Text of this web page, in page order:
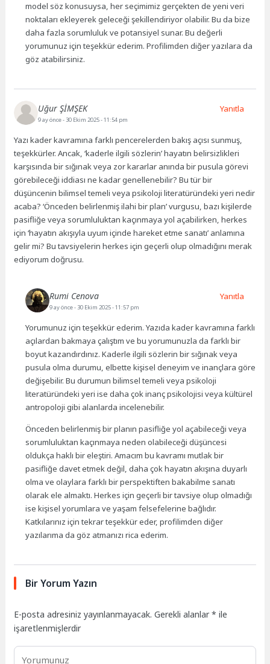
model söz konusuysa, her seçimimiz gerçekten de yeni veri
noktaları ekleyerek geleceği şekillendiriyor olabilir. Bu da bize
daha fazla sorumluluk ve potansiyel sunar. Bu değerli
yorumunuz için teşekkür ederim. Profilimden diğer yazılara da
göz atabilirsiniz.
Uğur ŞİMŞEK
9 ay önce- 30 Ekim 2025 - 11:54 pm
Yazı kader kavramına farklı pencerelerden bakış açısı sunmuş,
teşekkürler. Ancak, ‘kaderle ilgili sözlerin’ hayatın belirsizlikleri
karşısında bir sığınak veya zor kararlar anında bir pusula görevi
görebileceği iddiası ne kadar genellenebilir? Bu tür bir
düşüncenin bilimsel temeli veya psikoloji literatüründeki yeri nedir
acaba? ‘Önceden belirlenmiş ilahi bir plan’ vurgusu, bazı kişilerde
pasifliğe veya sorumluluktan kaçınmaya yol açabilirken, herkes
için ‘hayatın akışıyla uyum içinde hareket etme sanatı’ anlamına
gelir mi? Bu tavsiyelerin herkes için geçerli olup olmadığını merak
ediyorum doğrusu.
Yanıtla
Rumi Cenova
9 ay önce- 30 Ekim 2025 - 11:57 pm
Yorumunuz için teşekkür ederim. Yazıda kader kavramına farklı
açılardan bakmaya çalıştım ve bu yorumunuzla da farklı bir
boyut kazandırdınız. Kaderle ilgili sözlerin bir sığınak veya
pusula olma durumu, elbette kişisel deneyim ve inançlara göre
değişebilir. Bu durumun bilimsel temeli veya psikoloji
literatüründeki yeri ise daha çok inanç psikolojisi veya kültürel
antropoloji gibi alanlarda incelenebilir.
Önceden belirlenmiş bir planın pasifliğe yol açabileceği veya
sorumluluktan kaçınmaya neden olabileceği düşüncesi
oldukça haklı bir eleştiri. Amacım bu kavramı mutlak bir
pasifliğe davet etmek değil, daha çok hayatın akışına duyarlı
olma ve olaylara farklı bir perspektiften bakabilme sanatı
olarak ele almaktı. Herkes için geçerli bir tavsiye olup olmadığı
ise kişisel yorumlara ve yaşam felsefelerine bağlıdır.
Katkılarınız için tekrar teşekkür eder, profilimden diğer
yazılarıma da göz atmanızı rica ederim.
Yanıtla
Bir Yorum Yazın
E-posta adresiniz yayınlanmayacak. Gerekli alanlar* ile
işaretlenmişlerdir